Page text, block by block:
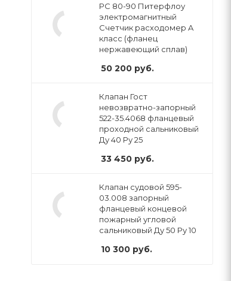
РС 80-90 Питерфлоу
электромагнитный
Счетчик расходомер A
класс (фланец
нержавеющий сплав)
50 200 руб.
Клапан Гост
невозвратно-запорный
522-35.4068 фланцевый
проходной сальниковый
Ду 40 Ру 25
33 450 руб.
Клапан судовой 595-
03.008 запорный
фланцевый концевой
пожарный угловой
сальниковый Ду 50 Ру 10
10 300 руб.